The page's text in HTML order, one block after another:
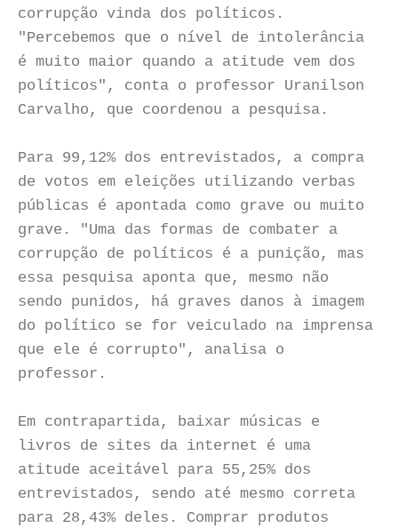
corrupção vinda dos políticos.
"Percebemos que o nível de intolerância
é muito maior quando a atitude vem dos
políticos", conta o professor Uranilson
Carvalho, que coordenou a pesquisa.
Para 99,12% dos entrevistados, a compra
de votos em eleições utilizando verbas
públicas é apontada como grave ou muito
grave. "Uma das formas de combater a
corrupção de políticos é a punição, mas
essa pesquisa aponta que, mesmo não
sendo punidos, há graves danos à imagem
do político se for veiculado na imprensa
que ele é corrupto", analisa o
professor.
Em contrapartida, baixar músicas e
livros de sites da internet é uma
atitude aceitável para 55,25% dos
entrevistados, sendo até mesmo correta
para 28,43% deles. Comprar produtos